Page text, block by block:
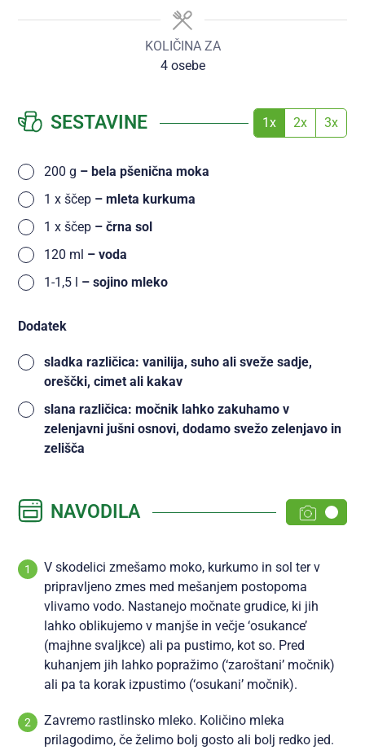
KOLIČINA ZA
4 osebe
SESTAVINE 1x 2x 3x
200 g – bela pšenična moka
1 xščep – mleta kurkuma
1 xščep – črna sol
120 ml – voda
1-1,5
– sojino mleko
Dodatek
sladka različica: vanilija, suho ali sveže sadje,
oreščki, cimet ali kakav
slana različica: močnik lahko zakuhamo v
zelenjavni jušni osnovi, dodamo svežo zelenjavo in
zelišča
NAVODILA
V skodelici zmešamo moko, kurkumo in sol ter v
pripravljeno zmes med mešanjem postopoma
vlivamo vodo. Nastanejo močnate grudice, ki jih
lahko oblikujemo v manjše in večje ‘osukance’
(majhne svaljkce) ali pa pustimo, kot so. Pred
kuhanjem jih lahko popražimo (‘zaroštani’ močnik)
ali pa ta korak izpustimo (‘osukani’ močnik).
Zavremo rastlinsko mleko. Količino mleka
prilagodimo, če želimo bolj gosto ali bolj redko jed.